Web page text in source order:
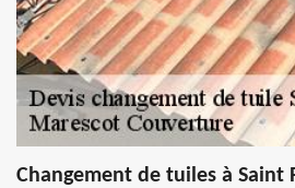
Changement de tuiles à Saint